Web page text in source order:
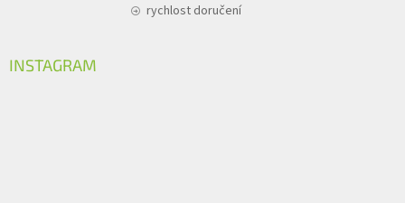
rychlost doručení
INSTAGRAM